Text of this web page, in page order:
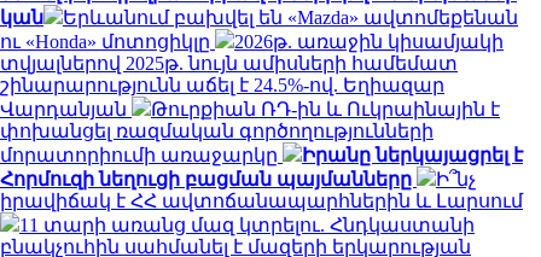
կան
Երևանում բախվել են «Mazda» ավտոմեքենան
ու «Honda» մոտոցիկլը
2026թ. առաջին կիսամյակի
տվյալներով 2025թ. նույն ամիսների համեմատ
շինարարությունն աճել է 24.5%-ով. Եղիազար
Վարդանյան
Թուրքիան ՌԴ-ին և Ուկրաինային է
փոխանցել ռազմական գործողությունների
մորատորիումի առաջարկը
Իրանը ներկայացրել է
Հորմուզի նեղուցի բացման պայմանները
Ի՞նչ
իրավիճակ է ՀՀ ավտոճանապարհներին և Լարսում
11 տարի առանց մազ կտրելու. Հնդկաստանի
բնակչուհին սահմանել է մազերի երկարության